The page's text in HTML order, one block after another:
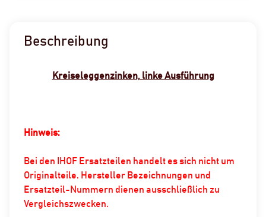
Beschreibung
Kreiseleggenzinken, linke Ausführung
Hinweis:
Bei den IHOF Ersatzteilen handelt es sich nicht um
Originalteile. Hersteller Bezeichnungen und
Ersatzteil-Nummern dienen ausschließlich zu
Vergleichszwecken.